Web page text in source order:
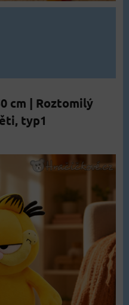
cm | Roztomilý
typ1